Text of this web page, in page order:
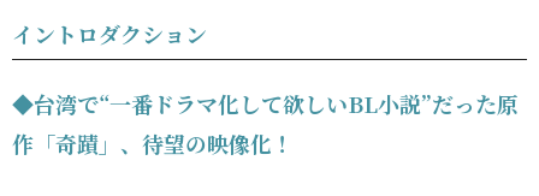
イントロダクション
◆台湾で“一番ドラマ化して欲しいBL小説”だった原
作「奇蹟」、待望の映像化！